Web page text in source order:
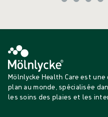
Mölnlycke Health Care est
plan au monde, spécialisée
les soins des plaies et les